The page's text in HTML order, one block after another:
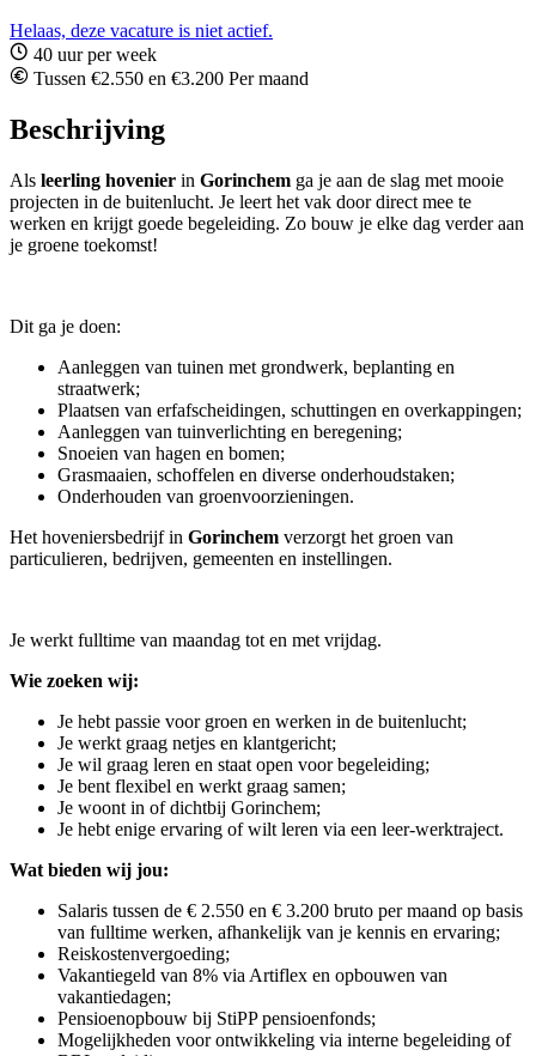
Helaas, deze vacature is niet actief.
40 uur per week
Tussen €2.550 en €3.200 Per maand
Beschrijving
Als leerling hovenier in Gorinchem ga je aan de slag met mooie
projecten in de buitenlucht. Je leert het vak door direct mee te
werken en krijgt goede begeleiding. Zo bouw je elke dag verder aan
je groene toekomst!
Dit ga je doen:
Aanleggen van tuinen met grondwerk, beplanting en
straatwerk;
Plaatsen van erfafscheidingen, schuttingen en overkappingen;
Aanleggen van tuinverlichting en beregening;
Snoeien van hagen en bomen;
Grasmaaien, schoffelen en diverse onderhoudstaken;
Onderhouden van groenvoorzieningen.
Het hoveniersbedrijf in Gorinchem verzorgt het groen van
particulieren, bedrijven, gemeenten en instellingen.
Je werkt fulltime van maandag tot en met vrijdag.
Wie zoeken wij:
Je hebt passie voor groen en werken in de buitenlucht;
Je werkt graag netjes en klantgericht;
Je wil graag leren en staat open voor begeleiding;
Je bent flexibel en werkt graag samen;
Je woont in of dichtbij Gorinchem;
Je hebt enige ervaring of wilt leren via een leer-werktraject.
Wat bieden wij jou:
Salaris tussen de € 2.550 en € 3.200 bruto per maand op basis
van fulltime werken, afhankelijk van je kennis en ervaring;
Reiskostenvergoeding;
Vakantiegeld van 8% via Artiflex en opbouwen van
vakantiedagen;
Pensioenopbouw bij StiPP pensioenfonds;
Mogelijkheden voor ontwikkeling via interne begeleiding of